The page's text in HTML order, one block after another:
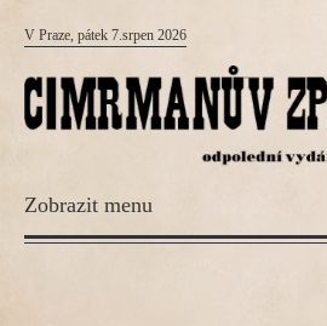
V Praze, pátek 7.srpen 2026
Zobrazit menu